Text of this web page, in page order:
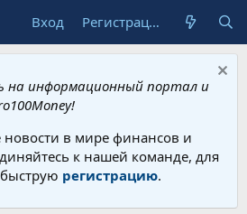
Вход Регистрация
на информационный портал и
новости в мире финансов и
к нашей команде, для
регистрацию.